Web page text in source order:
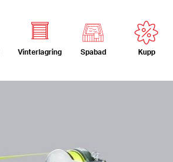
Vinterlagring Spabad Kupp